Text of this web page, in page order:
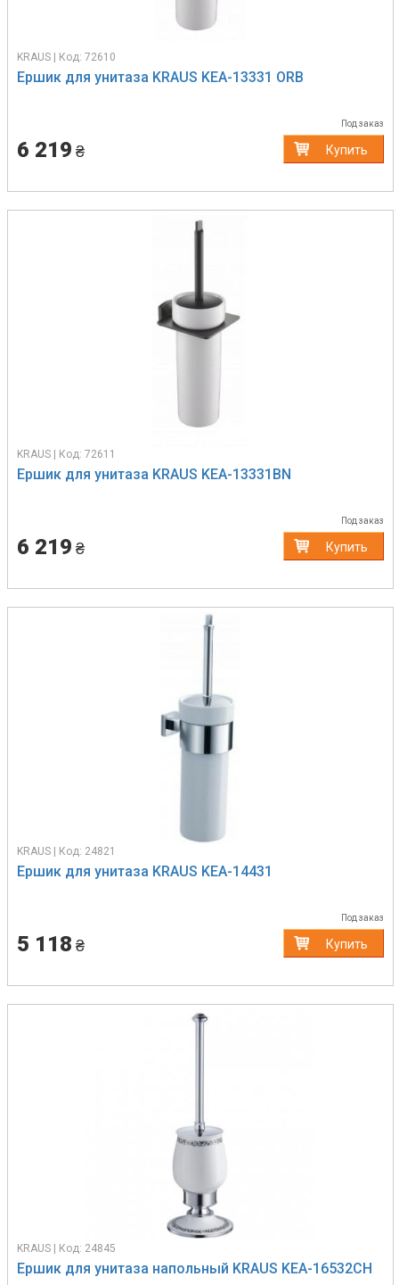
KRAUS | Код: 72610
Ершик для унитаза KRAUS KEA-13331 ORB
Под заказ
6 219 ₴ Купить
KRAUS | Код: 72611
Ершик для унитаза KRAUS KEA-13331BN
Под заказ
6 219 ₴ Купить
KRAUS | Код: 24821
Ершик для унитаза KRAUS KEA-14431
Под заказ
5 118 ₴ Купить
KRAUS | Код: 24845
Ершик для унитаза напольный KRAUS KEA-16532CH